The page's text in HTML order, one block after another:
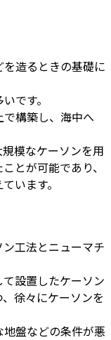
造るときの基礎に
です。
構築し、海中へ
模なケーソンを用
とが可能であり、
います。
工法とニューマチ
設置したケーソン
徐々にケーソンを
盤などの条件が悪